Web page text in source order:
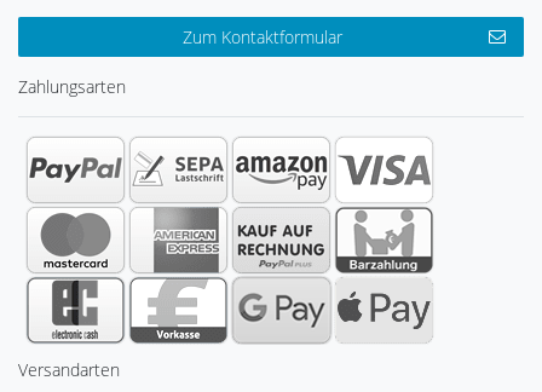
Zum Kontaktformular
Zahlungsarten
Versandarten